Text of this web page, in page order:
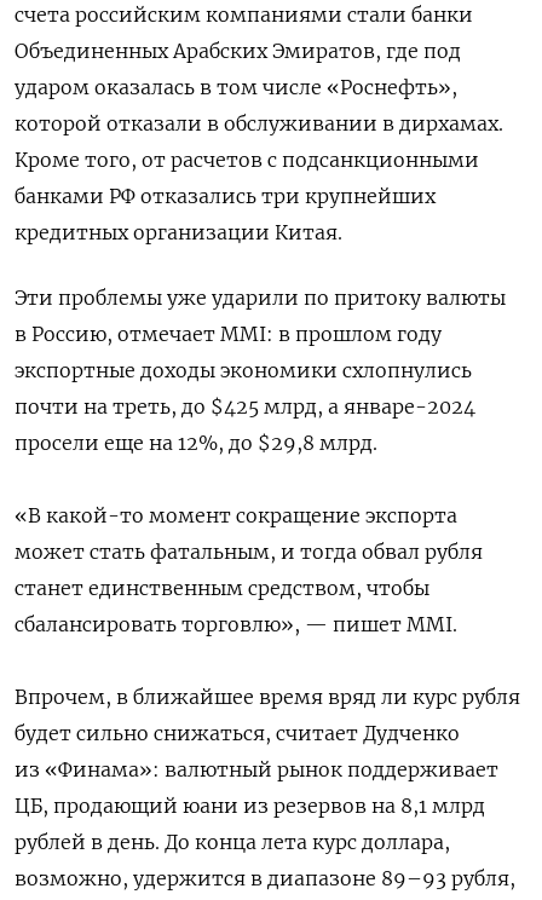
счета российским компаниями стали банки
Объединенных Арабских Эмиратов, где под
ударом оказалась в том числе «Роснефть»,
которой отказали в обслуживании в дирхамах.
Кроме того, от расчетов с подсанкционными
банками РФ отказались три крупнейших
кредитных организации Китая.
Эти проблемы уже ударили по притоку валюты
в Россию, отмечает MMI: в прошлом году
экспортные доходы экономики схлопнулись
почти на треть, до $425 млрд, а январе-2024
просели еще на 12%, до $29,8 млрд.
«В какой-то момент сокращение экспорта
может стать фатальным, и тогда обвал рубля
станет единственным средством, чтобы
сбалансировать торговлю», — пишет MMI.
Впрочем, в ближайшее время вряд ли курс рубля
будет сильно снижаться, считает Дудченко
из «Финама»: валютный рынок поддерживает
ЦБ, продающий юани из резервов на 8,1 млрд
рублей в день. До конца лета курс доллара,
возможно, удержится в диапазоне 89–93 рубля,